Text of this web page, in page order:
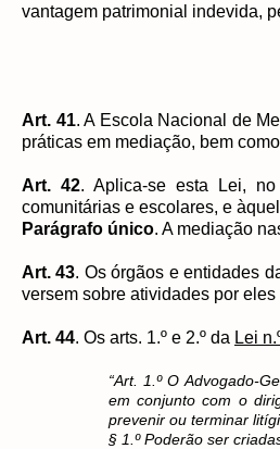
vantagem patrimonial indevida,
Art. 41. A Escola Nacional de
práticas em mediação, bem
Art. 42. Aplica-se esta Lei,
comunitárias e escolares, e
Parágrafo único. A mediação
Art. 43. Os órgãos e entidades
versem sobre atividades por
Art. 44. Os arts. 1.º e 2.º da Lei
“Art. 1.º O Advogado-
em conjunto com o
prevenir ou terminar
§ 1.º Poderão ser